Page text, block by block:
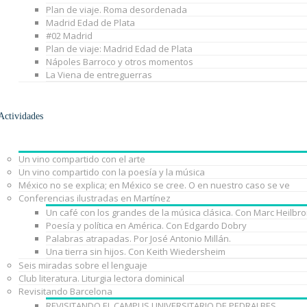
Plan de viaje. Roma desordenada
Madrid Edad de Plata
#02 Madrid
Plan de viaje: Madrid Edad de Plata
Nápoles Barroco y otros momentos
La Viena de entreguerras
Un vino compartido con el arte
Un vino compartido con la poesía y la música
México no se explica; en México se cree. O en nuestro caso se ve
Conferencias ilustradas en Martínez
Un café con los grandes de la música clásica. Con Marc
Poesía y política en América. Con Edgardo Dobry
Palabras atrapadas. Por José Antonio Millán.
Una tierra sin hijos. Con Keith Wiedersheim
Seis miradas sobre el lenguaje
Club literatura. Liturgia lectora dominical
Revisitando Barcelona